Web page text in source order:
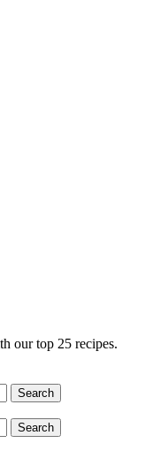
our top 25 recipes.